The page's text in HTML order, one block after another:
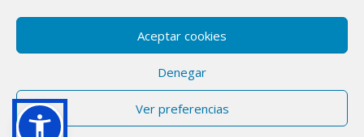
Aceptar cookies
Denegar
Ver preferencias
© Copyright 2014 Image[n], Todos los derechos reservados. Escrito
por:e-Image[n]